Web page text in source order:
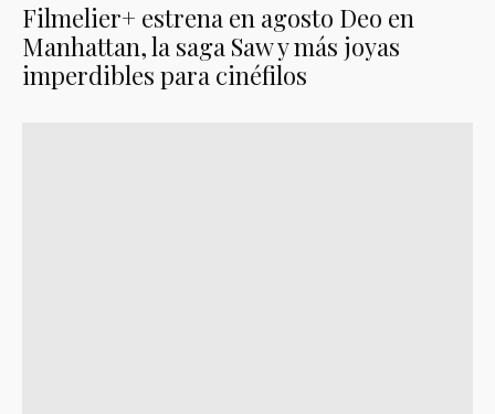
Filmelier+ estrena en agosto Deo en
Manhattan, la saga Saw y más joyas
imperdibles para cinéfilos